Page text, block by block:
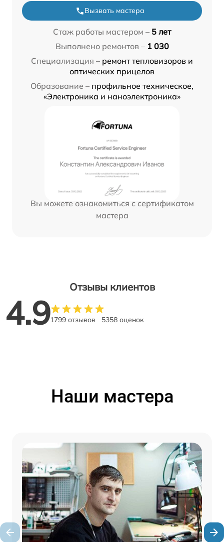
Вызвать мастера
Стаж работы мастером – 5 лет
Выполнено ремонтов – 1 030
Специализация – ремонт тепловизоров и
оптических прицелов
Образование – профильное техническое,
«Электроника и наноэлектроника»
Вы можете ознакомиться с сертификатом
мастера
Отзывы клиентов
4.91799 отзывов 5358 оценок
Наши мастера